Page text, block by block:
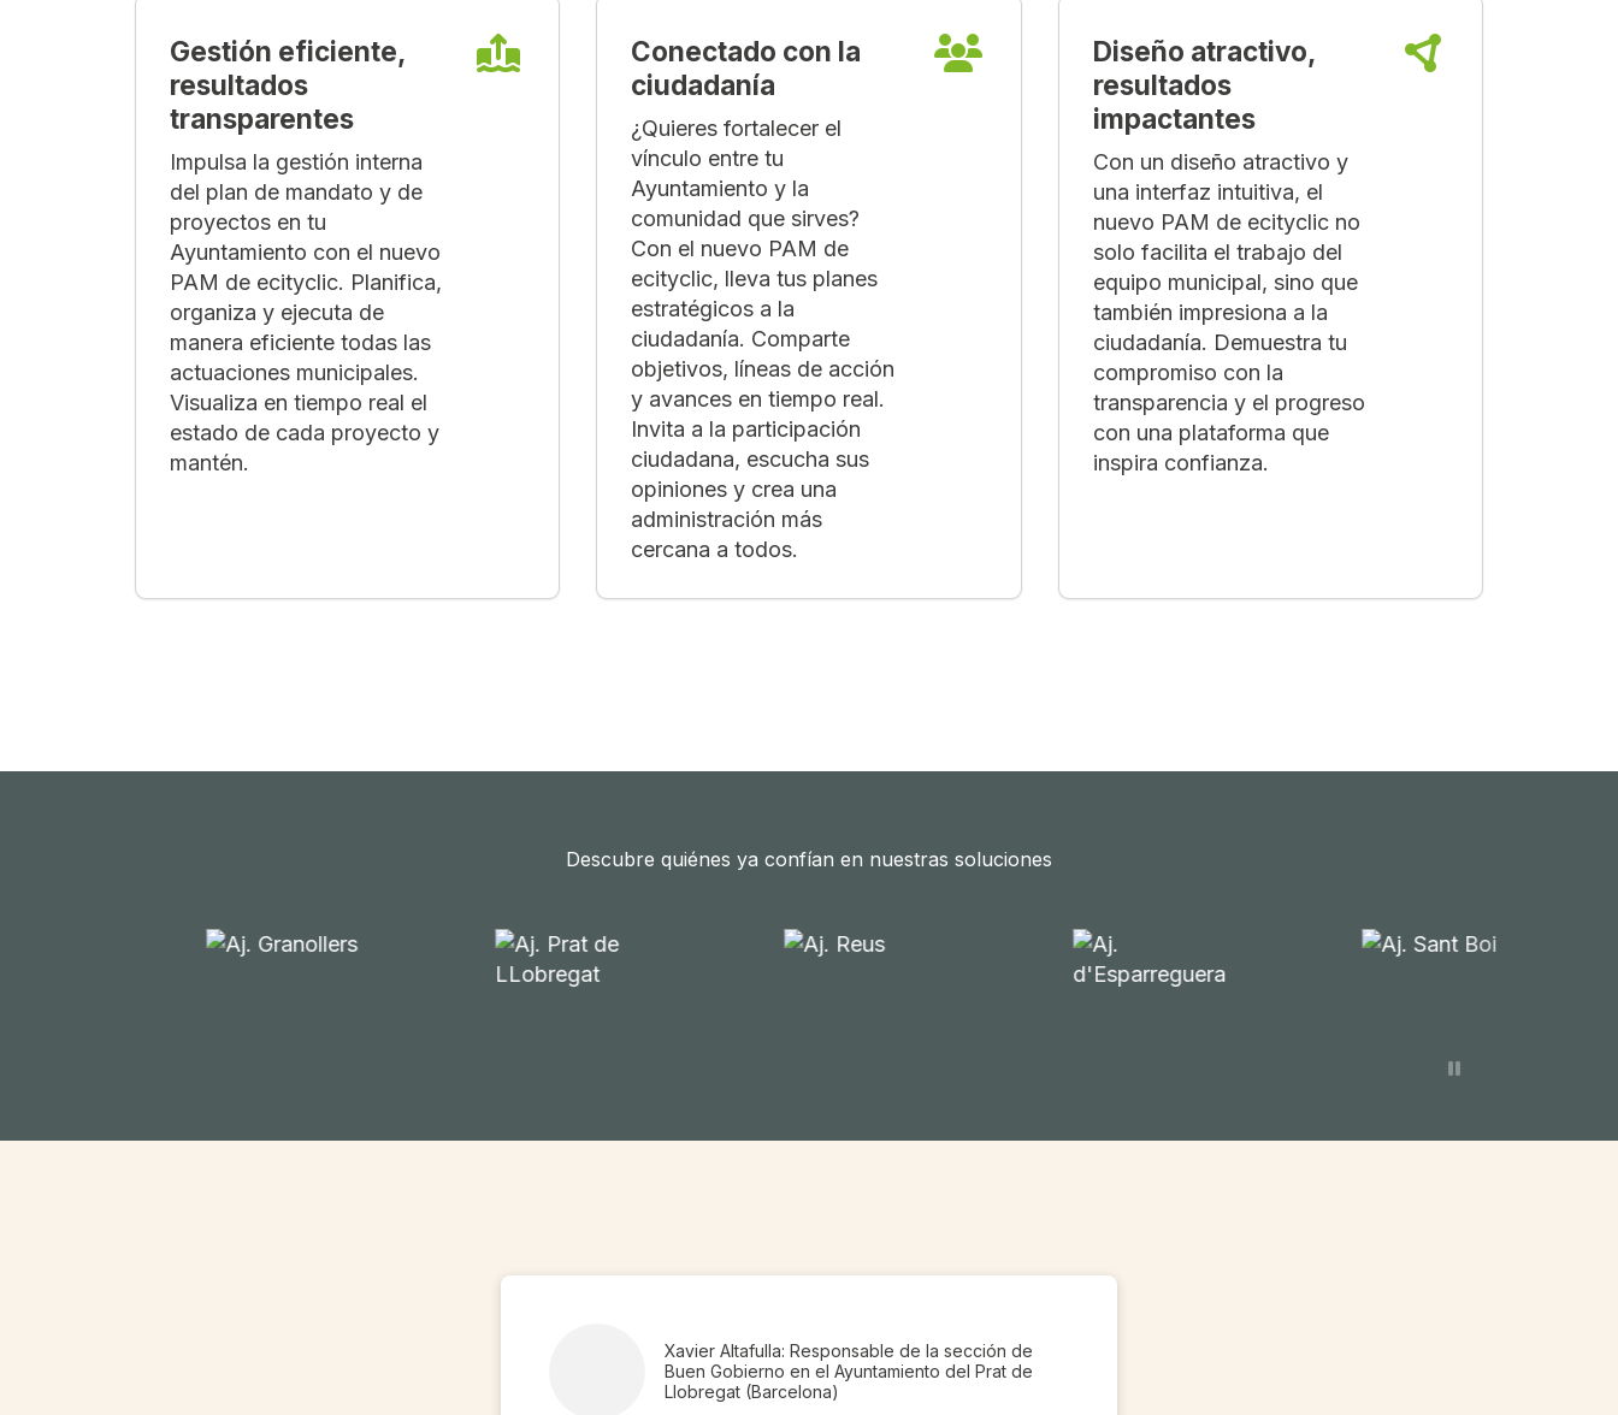
Gestión eficiente,
resultados
transparentes
Impulsa la gestión interna
del plan de mandato y de
proyectos en tu
Ayuntamiento con el nuevo
PAM de ecityclic. Planifica,
organiza y ejecuta de
manera eficiente todas las
actuaciones municipales.
Visualiza en tiempo real el
estado de cada proyecto y
mantén.
Conectado con la
ciudadanía
¿Quieres fortalecer el
vínculo entre tu
Ayuntamiento y la
comunidad que sirves?
Con el nuevo PAM de
ecityclic, lleva tus planes
estratégicos a la
ciudadanía. Comparte
objetivos, líneas de acción
y avances en tiempo real.
Invita a la participación
ciudadana, escucha sus
opiniones y crea una
administración más
cercana a todos.
Diseño atractivo,
resultados
impactantes
Con un diseño atractivo y
una interfaz intuitiva, el
nuevo PAM de ecityclic no
solo facilita el trabajo del
equipo municipal, sino que
también impresiona a la
ciudadanía. Demuestra tu
compromiso con la
transparencia y el progreso
con una plataforma que
inspira confianza.
Descubre quiénes ya confían en nuestras soluciones
Parar animación
Xavier Altafulla: Responsable de la sección de
Buen Gobierno en el Ayuntamiento del Prat de
Llobregat (Barcelona)